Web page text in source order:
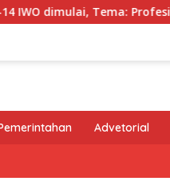
dimulai, Tema:
Advetorial